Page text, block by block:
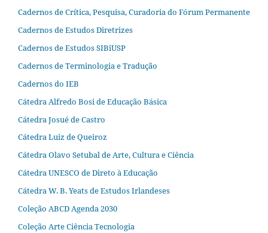
Cadernos de Crítica, Pesquisa, Curadoria do Fórum Permanente
Cadernos de Estudos Diretrizes
Cadernos de Estudos SIBiUSP
Cadernos de Terminologia e Tradução
Cadernos do IEB
Cátedra Alfredo Bosi de Educação Básica
Cátedra Josué de Castro
Cátedra Luiz de Queiroz
Cátedra Olavo Setubal de Arte, Cultura e Ciência
Cátedra UNESCO de Direto à Educação
Cátedra W. B. Yeats de Estudos Irlandeses
Coleção ABCD Agenda 2030
Coleção Arte Ciência Tecnologia